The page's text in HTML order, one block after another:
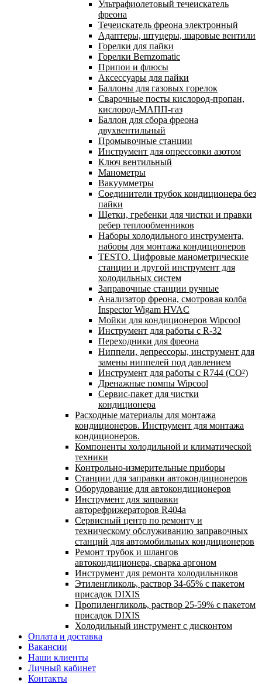
Ультрафиолетовый течеискатель
фреона
Течеискатель фреона электронный
Адаптеры, штуцеры, шаровые вентили
Горелки для пайки
Горелки Bernzomatic
Припои и флюсы
Аксессуары для пайки
Баллоны для газовых горелок
Сварочные посты кислород-пропан,
кислород-МАПП-газ
Баллон для сбора фреона
двухвентильный
Промывочные станции
Инструмент для опрессовки азотом
Ключ вентильный
Манометры
Вакуумметры
Соединители трубок кондиционера без
пайки
Щетки, гребенки для чистки и правки
ребер теплообменников
Наборы холодильного инструмента,
наборы для монтажа кондиционеров
TESTO. Цифровые манометрические
станции и другой инструмент для
холодильных систем
Заправочные станции ручные
Анализатор фреона, смотровая колба
Inspector Wigam HVAC
Мойки для кондиционеров Wipcool
Инструмент для работы с R-32
Переходники для фреона
Ниппели, депрессоры, инструмент для
замены ниппелей под давлением
Инструмент для работы с R744 (CO²)
Дренажные помпы Wipcool
Сервис-пакет для чистки
кондиционера
Расходные материалы для монтажа
кондиционеров. Инструмент для монтажа
кондиционеров.
Компоненты холодильной и климатической
техники
Контрольно-измерительные приборы
Станции для заправки автокондиционеров
Оборудование для автокондиционеров
Инструмент для заправки
авторефрижераторов R404a
Сервисный центр по ремонту и
техническому обслуживанию заправочных
станций для автомобильных кондиционеров
Ремонт трубок и шлангов
автокондиционера, сварка аргоном
Инструмент для ремонта холодильников
Этиленгликоль, раствор 34-65% с пакетом
присадок DIXIS
Пропиленгликоль, раствор 25-59% с пакетом
присадок DIXIS
Холодильный инструмент с дисконтом
Оплата и доставка
Вакансии
Наши клиенты
Личный кабинет
Контакты